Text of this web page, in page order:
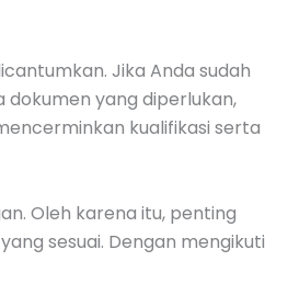
Jika Anda sudah
dokumen yang diperlukan,
kualifikasi serta
Oleh karena itu, penting
sesuai. Dengan mengikuti